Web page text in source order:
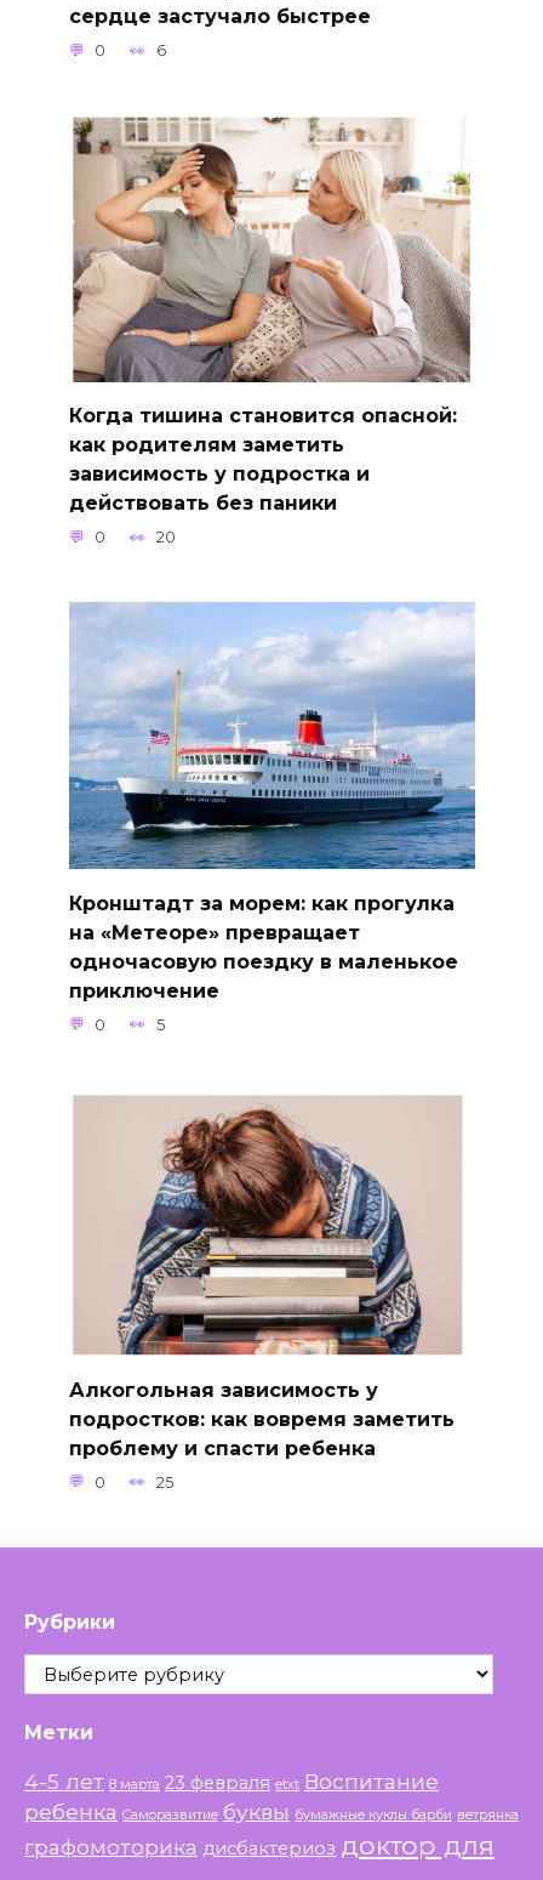
сердце застучало быстрее
0 6
Когда тишина становится опасной:
как родителям заметить
зависимость у подростка и
действовать без паники
0 20
Кронштадт за морем: как прогулка
на «Метеоре» превращает
одночасовую поездку в маленькое
приключение
0 5
Алкогольная зависимость у
подростков: как вовремя заметить
проблему и спасти ребенка
0 25
Рубрики
Рубрики
Метки
4-5 лет 8 марта 23 февраля etxt Воспитание
ребенка Саморазвитие буквы бумажные куклы барби ветрянка
графомоторика дисбактериоз доктор для